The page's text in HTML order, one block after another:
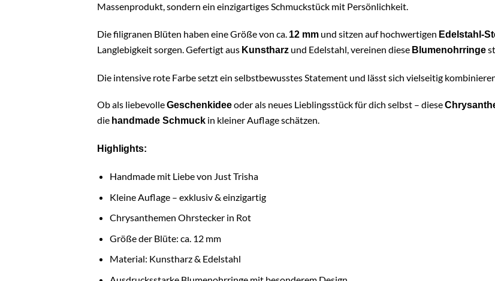
Massenprodukt, sondern ein einzigartiges Schmuckstück mit Persönlichkeit.
Die filigranen Blüten haben eine Größe von ca. 12 mm und sitzen auf hochwertigen Edelstahl-
Langlebigkeit sorgen. Gefertigt aus Kunstharz und Edelstahl, vereinen diese Blumenohrringe
Die intensive rote Farbe setzt ein selbstbewusstes Statement und lässt sich vielseitig
Ob als liebevolleGeschenkideeoder als neues Lieblingsstück für dich selbst – diese
die handmade Schmuck in kleiner Auflage schätzen.
Highlights:
Handmade mit Liebe von Just Trisha
Kleine Auflage – exklusiv & einzigartig
Chrysanthemen Ohrstecker in Rot
Größe der Blüte: ca. 12 mm
Material: Kunstharz & Edelstahl